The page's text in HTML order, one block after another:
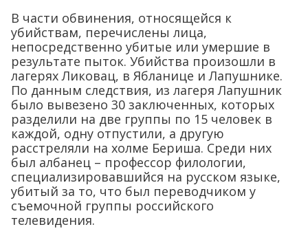
В части обвинения, относящейся к
убийствам, перечислены лица,
непосредственно убитые или умершие в
результате пыток. Убийства произошли в
лагерях Ликовац, в Ябланице и Лапушнике.
По данным следствия, из лагеря Лапушник
было вывезено 30 заключенных, которых
разделили на две группы по 15 человек в
каждой, одну отпустили, а другую
расстреляли на холме Бериша. Среди них
был албанец – профессор филологии,
специализировавшийся на русском языке,
убитый за то, что был переводчиком у
съемочной группы российского
телевидения.